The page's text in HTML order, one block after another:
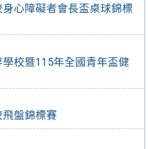
心障礙者會長盃桌球錦標
校暨115年全國青年盃健
盤錦標賽